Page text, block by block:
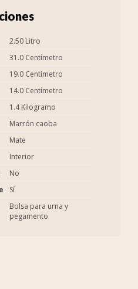
2.50 Litro
31.0 Centímetro
19.0 Centímetro
14.0 Centímetro
1.4 Kilogramo
Marrón caoba
Mate
Interior
No
Sí
Bolsa para urna y
pegamento